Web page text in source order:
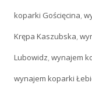
koparki Gościęcina,
Krępa Kaszubska,
Lubowidz,wynajem
wynajem koparki